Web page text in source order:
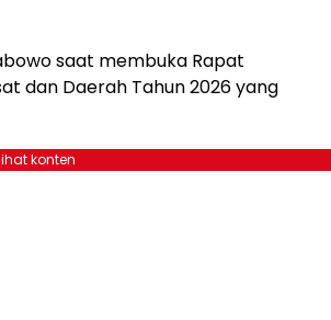
saat membuka Rapat
dan Daerah Tahun 2026 yang
konten